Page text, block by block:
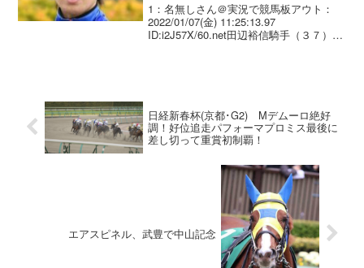
1：名無しさん＠実況で競馬板アウト：
2022/01/07(金) 11:25:13.97
ID:i2J57X/60.net田辺裕信騎手（３７）＝
日経新春杯(京都･G2) Mデムーロ絶好
調！好位追走パフォーマプロミス最後に
差し切って重賞初制覇！
エアスピネル、武豊で中山記念